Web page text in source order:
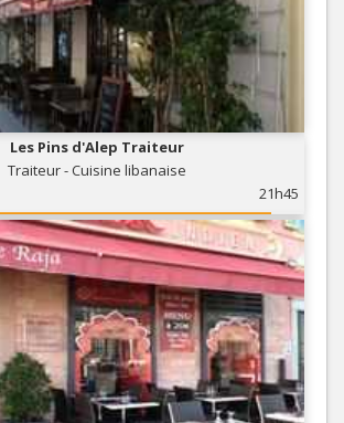
Les Pins d'Alep Traiteur
Traiteur - Cuisine libanaise
21h45